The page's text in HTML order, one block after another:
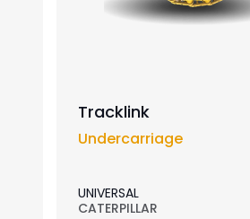
Tracklink
Undercarriage
UNIVERSAL
CATERPILLAR